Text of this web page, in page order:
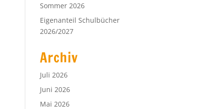
Sommer 2026
Eigenanteil Schulbücher
2026/2027
Archiv
Juli 2026
Juni 2026
Mai 2026